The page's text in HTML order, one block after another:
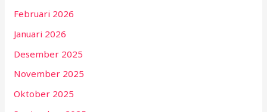
Februari 2026
Januari 2026
Desember 2025
November 2025
Oktober 2025